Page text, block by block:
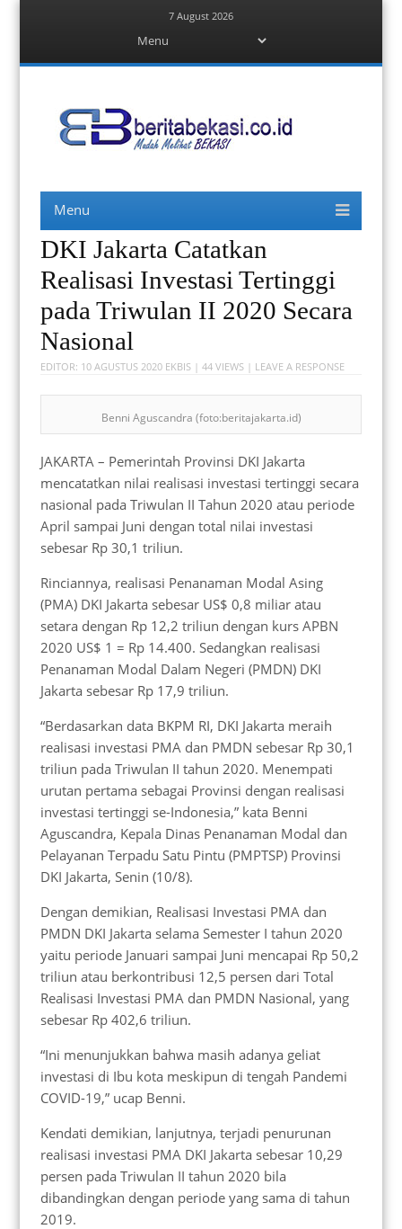
7 August 2026
content
Berita Bekasi
Menu
content
DKI Jakarta Catatkan
Realisasi Investasi Tertinggi
pada Triwulan II 2020 Secara
Nasional
EDITOR: 10 AGUSTUS 2020 EKBIS| 44 VIEWS | LEAVE A RESPONSE
Benni Aguscandra (foto:beritajakarta.id)
JAKARTA – Pemerintah Provinsi DKI Jakarta
mencatatkan nilai realisasi investasi tertinggi secara
nasional pada Triwulan II Tahun 2020 atau periode
April sampai Juni dengan total nilai investasi
sebesar Rp 30,1 triliun.
Rinciannya, realisasi Penanaman Modal Asing
(PMA) DKI Jakarta sebesar US$ 0,8 miliar atau
setara dengan Rp 12,2 triliun dengan kurs APBN
2020 US$ 1 = Rp 14.400. Sedangkan realisasi
Penanaman Modal Dalam Negeri (PMDN) DKI
Jakarta sebesar Rp 17,9 triliun.
“Berdasarkan data BKPM RI, DKI Jakarta meraih
realisasi investasi PMA dan PMDN sebesar Rp 30,1
triliun pada Triwulan II tahun 2020. Menempati
urutan pertama sebagai Provinsi dengan realisasi
investasi tertinggi se-Indonesia,” kata Benni
Aguscandra, Kepala Dinas Penanaman Modal dan
Pelayanan Terpadu Satu Pintu (PMPTSP) Provinsi
DKI Jakarta, Senin (10/8).
Dengan demikian, Realisasi Investasi PMA dan
PMDN DKI Jakarta selama Semester I tahun 2020
yaitu periode Januari sampai Juni mencapai Rp 50,2
triliun atau berkontribusi 12,5 persen dari Total
Realisasi Investasi PMA dan PMDN Nasional, yang
sebesar Rp 402,6 triliun.
“Ini menunjukkan bahwa masih adanya geliat
investasi di Ibu kota meskipun di tengah Pandemi
COVID-19,” ucap Benni.
Kendati demikian, lanjutnya, terjadi penurunan
realisasi investasi PMA DKI Jakarta sebesar 10,29
persen pada Triwulan II tahun 2020 bila
dibandingkan dengan periode yang sama di tahun
2019.